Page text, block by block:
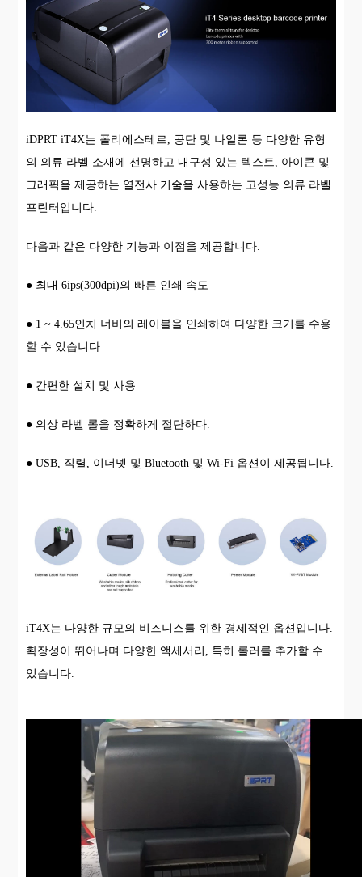
iDPRT iT4X는 폴리에스테르, 공단 및 나일론 등 다양한 유형
의 의류 라벨 소재에 선명하고 내구성 있는 텍스트, 아이콘 및
그래픽을 제공하는 열전사 기술을 사용하는 고성능 의류 라벨
프린터입니다.
다음과 같은 다양한 기능과 이점을 제공합니다.
● 최대 6ips(300dpi)의 빠른 인쇄 속도
● 1 ~ 4.65인치 너비의 레이블을 인쇄하여 다양한 크기를 수용
할 수 있습니다.
● 간편한 설치 및 사용
● 의상 라벨 롤을 정확하게 절단하다.
● USB, 직렬, 이더넷 및 Bluetooth 및 Wi-Fi 옵션이 제공됩니다.
iT4X는 다양한 규모의 비즈니스를 위한 경제적인 옵션입니다.
확장성이 뛰어나며 다양한 액세서리, 특히 롤러를 추가할 수
있습니다.